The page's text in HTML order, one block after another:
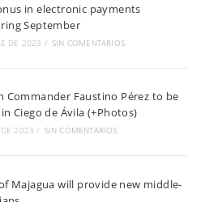
in electronic payments
September
DE 2023 / SIN COMENTARIOS
Commander Faustino Pérez to be
Ciego de Ávila (+Photos)
2023 / SIN COMENTARIOS
Majagua will provide new middle-